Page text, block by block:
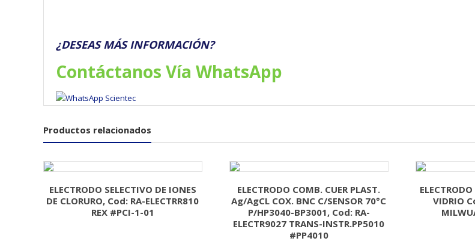
¿DESEAS MÁS INFORMACIÓN?
Contáctanos Vía WhatsApp
Productos relacionados
ELECTRODO SELECTIVO DE IONES
DE CLORURO, Cod: RA-ELECTRR810
REX #PCI-1-01
ELECTRODO COMB. CUER PLAST.
Ag/AgCL COX. BNC C/SENSOR 70°C
P/HP3040-BP3001, Cod: RA-
ELECTR9027 TRANS-INSTR.PP5010
#PP4010
VIDRIO